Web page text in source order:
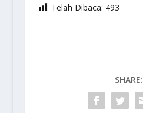
Telah Dibaca: 493
SHARE: